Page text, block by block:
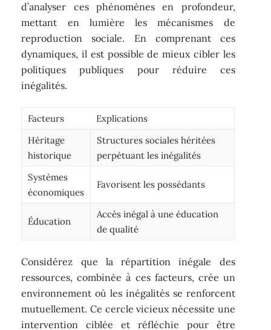
d’analyser ces phénomènes en profondeur,
mettant en lumière les mécanismes de
reproduction sociale. En comprenant ces
dynamiques, il est possible de mieux cibler les
politiques publiques pour réduire ces
inégalités.
Facteurs
Explications
Héritage
historique
Structures sociales héritées
perpétuant les inégalités
Systèmes
économiques
Favorisent les possédants
Éducation
Accès inégal à une éducation
de qualité
Considérez que la répartition inégale des
ressources, combinée à ces facteurs, crée un
environnement où les inégalités se renforcent
mutuellement. Ce cercle vicieux nécessite une
intervention ciblée et réfléchie pour être